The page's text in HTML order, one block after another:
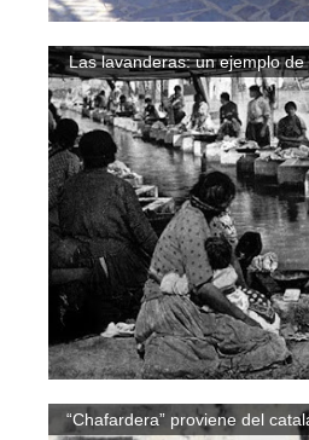
Las lavanderas: un ejemplo
“Chafardera” proviene del